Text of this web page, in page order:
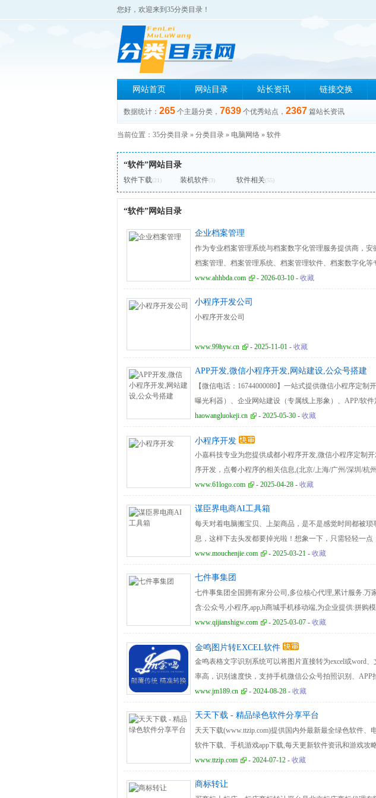
您好，欢迎来到35分类目录！
网站首页 网站目录 站长资讯 链接交换
数据统计： 265 个主题分类， 7639 个优秀站点， 2367 篇站长资讯
当前位置： 35分类目录 » 分类目录 » 电脑网络 » 软件
“软件”网站目录
软件下载(21) 装机软件(3) 软件相关(55)
“软件”网站目录
企业档案管理
作为专业档案管理系统与档案数字化管理服务提供商，
档案管理、档案管理系统、档案管理软件、档案数字化等
www.ahhbda.com
- 2026-03-10 - 收藏
小程序开发公司
小程序开发公司
www.99hyw.cn - 2025-11-01 - 收藏
APP开发,微信小程序开发,网站建设,公众号搭建
【微信电话：16744000080】一站式提供微信小程序定
曝光利器）、企业网站建设（专属线上形象）、APP/软
深耕技术，10年+行业经验，为企业量身打造数字化解决
haowangluokeji.cn - 2025-05-30 - 收藏
小程序开发
小嘉科技专业为您提供成都小程序开发,微信小程序定制
序开发，点餐小程序的相关信息,(北京/上海/广州/深圳/杭
阳/南昌/福州/合肥)微信小程序定制开发服务，想要了解更
www.61logo.com - 2025-04-28 - 收藏
谋臣界电商AI工具箱
每天对着电脑搬宝贝、上架商品，是不是感觉时间都被
息，这样下去头发都要掉光啦！想象一下，只需轻轻一
定。没错，这就是传说中的“懒人福音”。谋臣界电商工具
还在担心价格？放心吧，性价比这块拿捏得死死的，钱
竞争对手可能已经在用了哦！
www.mouchenjie.com - 2025-03-21 - 收藏
七件事集团
七件事集团全国拥有家分公司,多位核心代理,累计服务.万
含:公众号,小程序,app,h商城手机移动端,为企业提供:拼购
微分销商城系统研发,oo异业联盟等上百种模式制度为企业
www.qijianshigw.com - 2025-03-07 - 收藏
金鸣图片转EXCEL软件
金鸣表格文字识别系统可以将图片直接转为excel或word
率高，识别速度快，支持手机微信公众号拍照识别、
构化合并转为excel。
www.jm189.cn - 2024-08-28 - 收藏
天天下载 - 精品绿色软件分享平台
天天下载(www.ttzip.com)提供国内外最新最全绿色软件、
软件下载、手机游戏app下载,每天更新软件资讯和游戏攻
www.ttzip.com
- 2024-07-12 - 收藏
商标转让